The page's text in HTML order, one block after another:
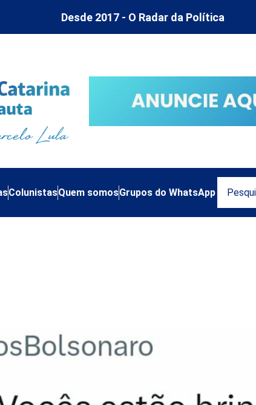
Desde 2017 - O Radar da Política
ColunistasQuem somosGrupos do WhatsApp